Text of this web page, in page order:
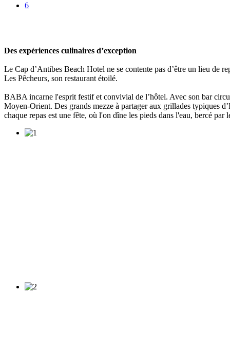
6
Des expériences culinaires d’exception
Le Cap d’Antibes Beach Hotel ne se contente pas d’être un lieu de
Les Pêcheurs, son restaurant étoilé.
BABA incarne l'esprit festif et convivial de l’hôtel. Avec son bar
Moyen-Orient. Des grands mezze à partager aux grillades typiques
chaque repas est une fête, où l'on dîne les pieds dans l'eau, bercé par